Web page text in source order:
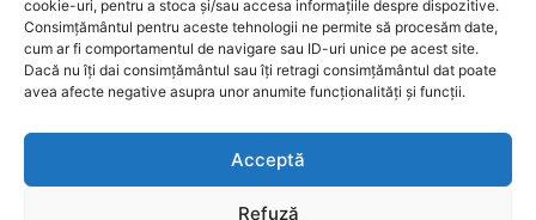
cookie-uri, pentru a stoca și/sau accesa informațiile despre dispozitive.
Consimțământul pentru aceste tehnologii ne permite să procesăm date,
cum ar fi comportamentul de navigare sau ID-uri unice pe acest site.
Dacă nu îți dai consimțământul sau îți retragi consimțământul dat poate
avea afecte negative asupra unor anumite funcționalități și funcții.
Acceptă
Refuză
Autorizații de Construcții
Orașe Înfrățite
Contact